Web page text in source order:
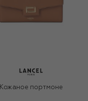
Кожаное портмоне